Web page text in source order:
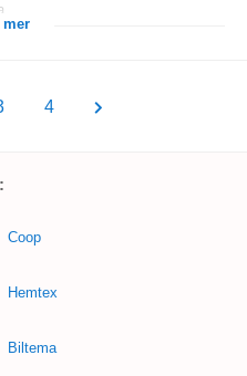
mer
4
Coop
Hemtex
Biltema